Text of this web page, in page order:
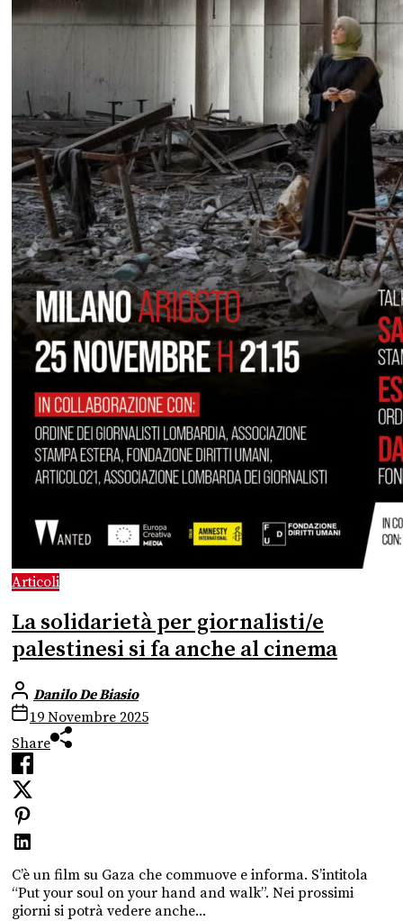
Articoli
La solidarietà per giornalisti/e
palestinesi si fa anche al cinema
Danilo De Biasio
19 Novembre 2025
Share
C’è un film su Gaza che commuove e informa. S’intitola
“Put your soul on your hand and walk”. Nei prossimi
giorni si potrà vedere anche...